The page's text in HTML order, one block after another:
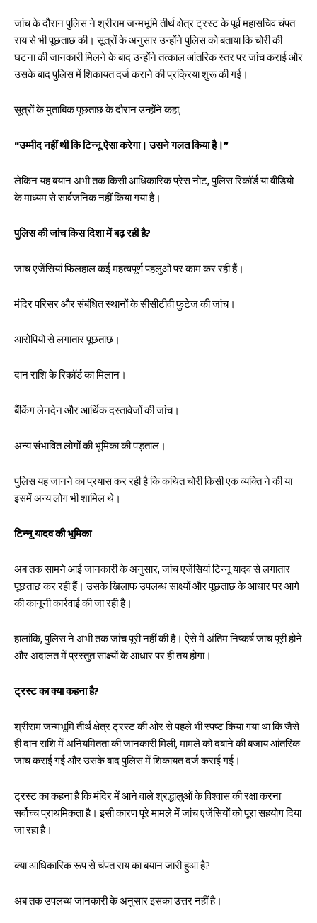
जांच के दौरान पुलिस ने श्रीराम जन्मभूमि तीर्थ क्षेत्र ट्रस्ट के पूर्व महासचिव चंपत
राय से भी पूछताछ की। सूत्रों के अनुसार उन्होंने पुलिस को बताया कि चोरी की
घटना की जानकारी मिलने के बाद उन्होंने तत्काल आंतरिक स्तर पर जांच कराई और
उसके बाद पुलिस में शिकायत दर्ज कराने की प्रक्रिया शुरू की गई।
सूत्रों के मुताबिक पूछताछ के दौरान उन्होंने कहा,
“उम्मीद नहीं थी कि टिन्नू ऐसा करेगा। उसने गलत किया है।”
लेकिन यह बयान अभी तक किसी आधिकारिक प्रेस नोट, पुलिस रिकॉर्ड या वीडियो
के माध्यम से सार्वजनिक नहीं किया गया है।
पुलिस की जांच किस दिशा में बढ़ रही है?
जांच एजेंसियां फिलहाल कई महत्वपूर्ण पहलुओं पर काम कर रही हैं।
मंदिर परिसर और संबंधित स्थानों के सीसीटीवी फुटेज की जांच।
आरोपियों से लगातार पूछताछ।
दान राशि के रिकॉर्ड का मिलान।
बैंकिंग लेनदेन और आर्थिक दस्तावेजों की जांच।
अन्य संभावित लोगों की भूमिका की पड़ताल।
पुलिस यह जानने का प्रयास कर रही है कि कथित चोरी किसी एक व्यक्ति ने की या
इसमें अन्य लोग भी शामिल थे।
टिन्नू यादव की भूमिका
अब तक सामने आई जानकारी के अनुसार, जांच एजेंसियां टिन्नू यादव से लगातार
पूछताछ कर रही हैं। उसके खिलाफ उपलब्ध साक्ष्यों और पूछताछ के आधार पर आगे
की कानूनी कार्रवाई की जा रही है।
हालांकि, पुलिस ने अभी तक जांच पूरी नहीं की है। ऐसे में अंतिम निष्कर्ष जांच पूरी होने
और अदालत में प्रस्तुत साक्ष्यों के आधार पर ही तय होगा।
ट्रस्ट का क्या कहना है?
श्रीराम जन्मभूमि तीर्थ क्षेत्र ट्रस्ट की ओर से पहले भी स्पष्ट किया गया था कि जैसे
ही दान राशि में अनियमितता की जानकारी मिली, मामले को दबाने की बजाय आंतरिक
जांच कराई गई और उसके बाद पुलिस में शिकायत दर्ज कराई गई।
ट्रस्ट का कहना है कि मंदिर में आने वाले श्रद्धालुओं के विश्वास की रक्षा करना
सर्वोच्च प्राथमिकता है। इसी कारण पूरे मामले में जांच एजेंसियों को पूरा सहयोग दिया
जा रहा है।
क्या आधिकारिक रूप से चंपत राय का बयान जारी हुआ है?
अब तक उपलब्ध जानकारी के अनुसार इसका उत्तर नहीं है।